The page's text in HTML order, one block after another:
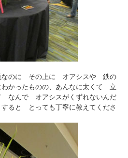
なのに その上に オアシスや 鉄の
わかったものの、あんなに太くて 立
なんで オアシスがくずれないんだ
ると とっても丁寧に教えてくださ